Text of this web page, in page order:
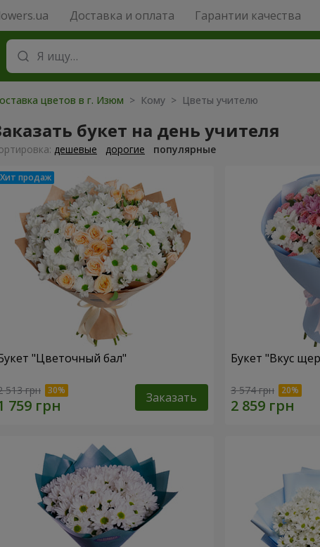
Доставка и оплата Гарантии качества
цветов в г. Изюм > Кому > Цветы учителю
букет на день учителя
дешевые дорогие популярные
"Цветочный бал"
513 грн Заказать
Букет "Вкус
3 574 грн